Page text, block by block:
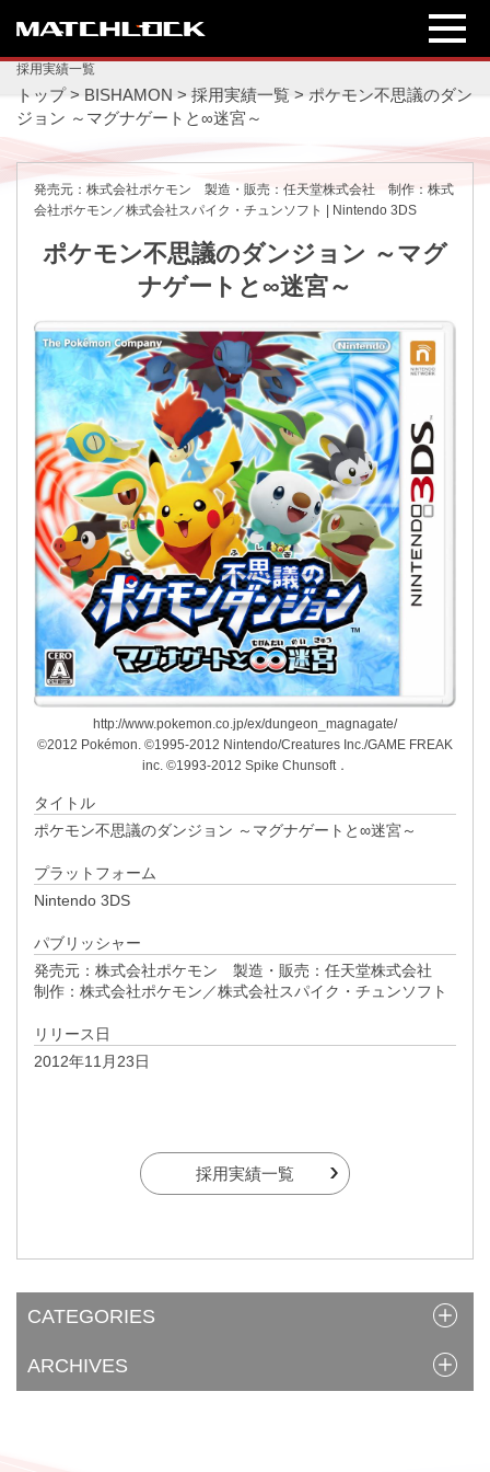
採用実績一覧
トップ> BISHAMON > 採用実績一覧 > ポケモン不思議のダン
ジョン ～マグナゲートと∞迷宮～
発売元：株式会社ポケモン 製造・販売：任天堂株式会社 制作：株式
会社ポケモン／株式会社スパイク・チュンソフト | Nintendo 3DS
ポケモン不思議のダンジョン ～マグ
ナゲートと∞迷宮～
http://www.pokemon.co.jp/ex/dungeon_magnagate/
©2012 Pokémon. ©1995-2012 Nintendo/Creatures Inc./GAME FREAK
inc. ©1993-2012 Spike Chunsoft．
タイトル
ポケモン不思議のダンジョン ～マグナゲートと∞迷宮～
プラットフォーム
Nintendo 3DS
パブリッシャー
発売元：株式会社ポケモン 製造・販売：任天堂株式会社
制作：株式会社ポケモン／株式会社スパイク・チュンソフト
リリース日
2012年11月23日
採用実績一覧
CATEGORIES
ARCHIVES